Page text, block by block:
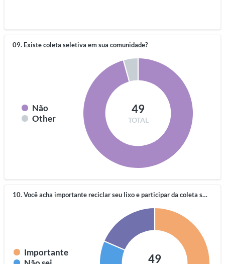
09. Existe coleta seletiva em sua comunidade?
Não
Other
49
TOTAL
10. Você acha importante reciclar seu lixo e participar da coleta seletiva?
Importante
49